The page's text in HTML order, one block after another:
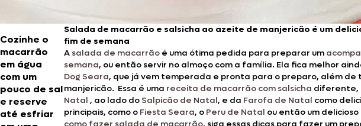
Cozinhe o
macarrão
em água
com um
pouco de sal
e reserve
até esfriar
Salada de macarrão e salsicha ao azeite de manjericão é um
fim de semana
A salada de macarrão é uma ótima pedida para preparar um
semana, ou então servir no almoço com a família. Ela fica melhor
Dog Seara, que já vem temperada e pronta para o preparo, além
manjericão. Essa é uma receita de macarrão com salsicha diferente,
Natal , ao lado do Salpicão de Natal, e da Farofa de Natal como
principais, como o Fiesta Seara, o Peru de Natal ou então um delicioso